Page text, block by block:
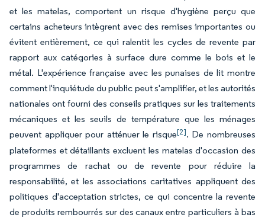
et les matelas, comportent un risque d'hygiène perçu que
certains acheteurs intègrent avec des remises importantes ou
évitent entièrement, ce qui ralentit les cycles de revente par
rapport aux catégories à surface dure comme le bois et le
métal. L'expérience française avec les punaises de lit montre
comment l'inquiétude du public peut s'amplifier, et les autorités
nationales ont fourni des conseils pratiques sur les traitements
mécaniques et les seuils de température que les ménages
peuvent appliquer pour atténuer le risque[2]. De nombreuses
plateformes et détaillants excluent les matelas d'occasion des
programmes de rachat ou de revente pour réduire la
responsabilité, et les associations caritatives appliquent des
politiques d'acceptation strictes, ce qui concentre la revente
de produits rembourrés sur des canaux entre particuliers à bas